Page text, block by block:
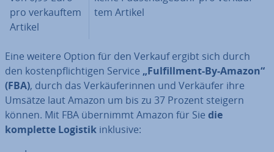
pro ver­kauf­tem
Artikel
tem Artikel
Eine weitere Option für den Verkauf ergibt sich durch
den kos­ten­pflich­ti­gen Service „Ful­fill­ment-By-Amazon“
(FBA), durch das Ver­käu­fe­rin­nen und Verkäufer ihre
Umsätze laut Amazon um bis zu 37 Prozent steigern
können. Mit FBA übernimmt Amazon für Sie die
komplette Logistik inklusive: